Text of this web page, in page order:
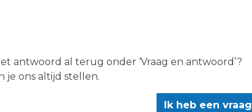
antwoord al terug onder ‘Vraag en antwoord’?
je ons altijd stellen.
Ik heb een vraag